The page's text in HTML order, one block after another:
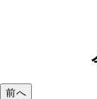
前へ